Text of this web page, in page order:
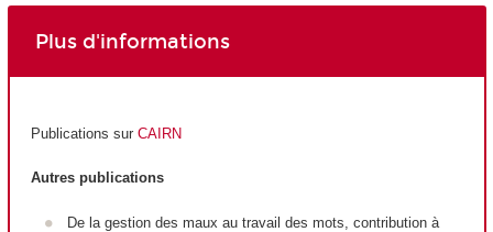
Plus d'informations
Publications sur CAIRN
Autres publications
De la gestion des maux au travail des mots, contribution à